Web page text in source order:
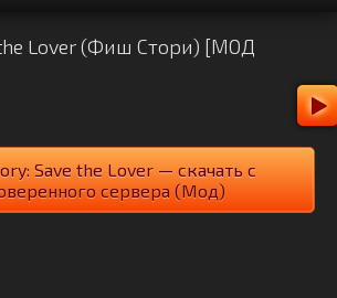
the Lover (Фиш Стори) [МОД
Save the Lover — скачать с
сервера (Мод)